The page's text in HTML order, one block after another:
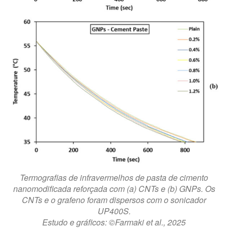
Termografias de infravermelhos de pasta de cimento
nanomodificada reforçada com (a) CNTs e (b) GNPs. Os
CNTs e o grafeno foram dispersos com o sonicador
UP400S.
Estudo e gráficos: ©Farmaki et al., 2025